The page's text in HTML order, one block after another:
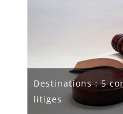
Destinations : 5
litiges